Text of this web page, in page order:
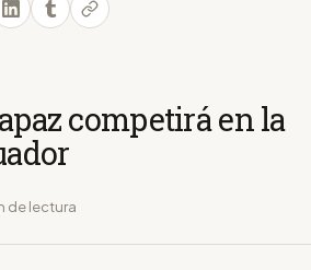
competirá en la
de lectura